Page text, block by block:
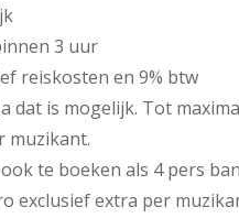
3 uur
reiskosten en 9% btw
dat is mogelijk. Tot
muzikant.
ook te boeken als 4 pers
exclusief extra per